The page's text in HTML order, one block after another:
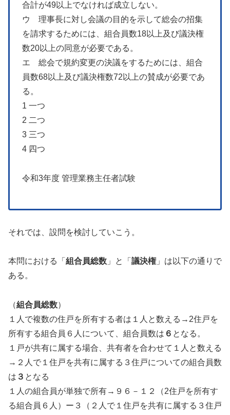
合計が49以上でなければ成立しない。
ウ 理事長に対し会議の目的を示して総会の招集
を請求するためには、組合員数18以上及び議決権
数20以上の同意が必要である。
エ 総会で規約変更の決議をするためには、組合
員数68以上及び議決権数72以上の賛成が必要であ
る。
1 一つ
2 二つ
3 三つ
4 四つ
令和3年度 管理業務主任者試験
それでは、設問を検討していこう。
本問における「 組合員総数 」と「 議決権」は以下の通りで
ある。
（組合員総数）
１人で複数の住戸を所有する者は１人と数える→2住戸を
所有する組合員６人について、組合員数は ６ となる。
１戸が共有に属する場合、共有者を合わせて１人と数える
→２人で１住戸を共有に属する３住戸についての組合員数
は ３ となる
１人の組合員が単独で所有→９６－１２（2住戸を所有す
る組合員６人）ー３（２人で１住戸を共有に属する３住戸